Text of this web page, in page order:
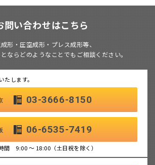
問い合わせはこちら
形・圧空成形・プレス成形等、
ならどのようなことでもご相談ください。
します。
03-3666-8150
06-6535-7419
間 9:00 ～ 18:00（土日祝を除く）